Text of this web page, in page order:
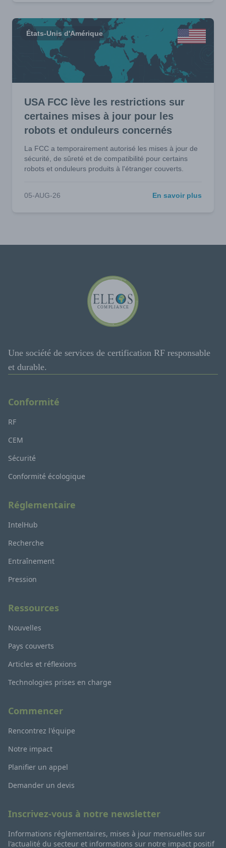
États-Unis d'Amérique
USA FCC lève les restrictions sur
certaines mises à jour pour les
robots et onduleurs concernés
La FCC a temporairement autorisé les mises à jour de
sécurité, de sûreté et de compatibilité pour certains
robots et onduleurs produits à l'étranger couverts.
05-AUG-26 En savoir plus
Une société de services de certification RF responsable
et durable.
Conformité
RF
CEM
Sécurité
Conformité écologique
Réglementaire
IntelHub
Recherche
Entraînement
Pression
Ressources
Nouvelles
Pays couverts
Articles et réflexions
Technologies prises en charge
Commencer
Rencontrez l'équipe
Notre impact
Planifier un appel
Demander un devis
Inscrivez-vous à notre newsletter
Informations réglementaires, mises à jour mensuelles sur
l'actualité du secteur et informations sur notre impact positif